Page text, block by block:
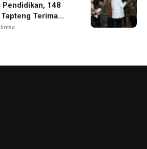
Pendidikan, 148
Terima
Program